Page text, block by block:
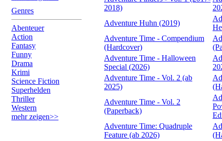
Genres
Abenteuer
Action
Fantasy
Funny
Drama
Krimi
Science Fiction
Superhelden
Thriller
Western
mehr zeigen>>
2018)
Adventure Huhn (2019)
Adventure Time - Compendium
(Hardcover)
Adventure Time - Halloween
Special (2026)
Adventure Time - Vol. 2 (ab
2025)
Adventure Time - Vol. 2
(Paperback)
Adventure Time: Quadruple
Feature (ab 2026)